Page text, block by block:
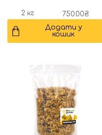
2 кг 750.00₴
Додати у
кошик